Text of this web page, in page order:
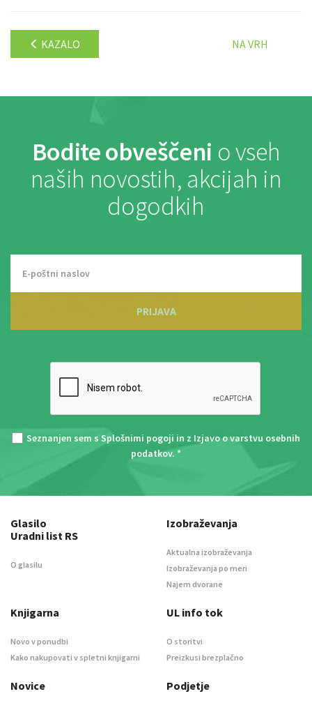
KAZALO NA VRH
Bodite obveščeni o vseh
naših novostih, akcijah in
dogodkih
PRIJAVA
Seznanjen sem s Splošnimi pogoji in z Izjavo o varstvu osebnih
podatkov. *
Glasilo
Uradni list RS
O glasilu
Izobraževanja
Aktualna izobraževanja
Izobraževanja po meri
Najem dvorane
Knjigarna
Novo v ponudbi
Kako nakupovati v spletni knjigarni
UL info tok
O storitvi
Preizkusi brezplačno
Novice Podjetje